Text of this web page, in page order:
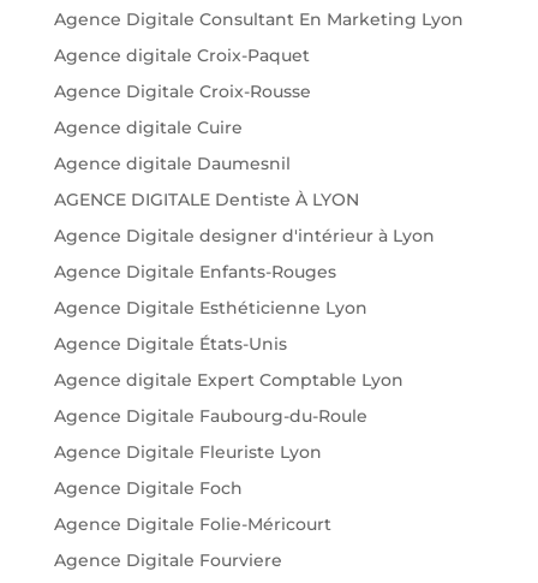
Agence Digitale Consultant En Marketing Lyon
Agence digitale Croix-Paquet
Agence Digitale Croix-Rousse
Agence digitale Cuire
Agence digitale Daumesnil
AGENCE DIGITALE Dentiste À LYON
Agence Digitale designer d'intérieur à Lyon
Agence Digitale Enfants-Rouges
Agence Digitale Esthéticienne Lyon
Agence Digitale États-Unis
Agence digitale Expert Comptable Lyon
Agence Digitale Faubourg-du-Roule
Agence Digitale Fleuriste Lyon
Agence Digitale Foch
Agence Digitale Folie-Méricourt
Agence Digitale Fourviere